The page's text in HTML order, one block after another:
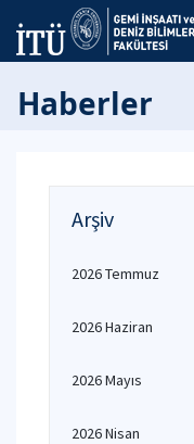
Haberler
Arşiv
2026 Temmuz
2026 Haziran
2026 Mayıs
2026 Nisan